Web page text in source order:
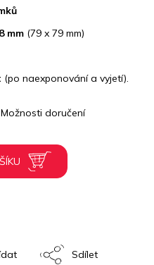
Možnosti doručení
mm (79 x 79 mm)
(po naexponování a vyjetí).
Sdílet